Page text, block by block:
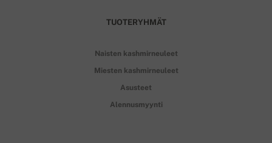
TUOTERYHMÄT
Naisten kashmirneuleet
Miesten kashmirneuleet
Asusteet
Alennusmyynti